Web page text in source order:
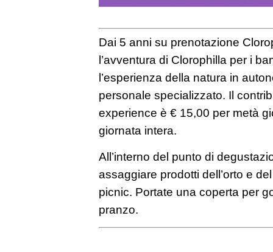
Dai 5 anni su prenotazione
l’avventura di Clorophilla per i
l’esperienza della natura in
personale specializzato. Il
experience è € 15,00 per metà
giornata intera.
All’interno del punto di
assaggiare prodotti dell’orto e
picnic. Portate una coperta per
pranzo.